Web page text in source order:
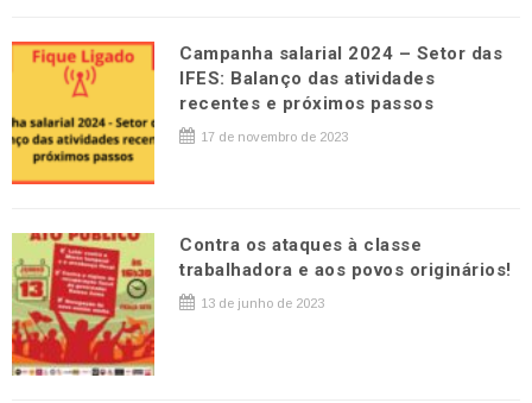
Campanha salarial 2024 – Setor das
IFES: Balanço das atividades
recentes e próximos passos
17 de novembro de 2023
Contra os ataques à classe
trabalhadora e aos povos originários!
13 de junho de 2023